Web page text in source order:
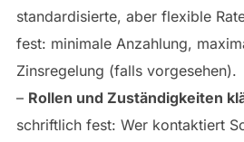
standardisierte, aber flexible
fest: minimale Anzahlung,
Zinsregelung (falls vorgesehen).
– Rollen und Zuständigkeiten
schriftlich fest: Wer kontaktiert